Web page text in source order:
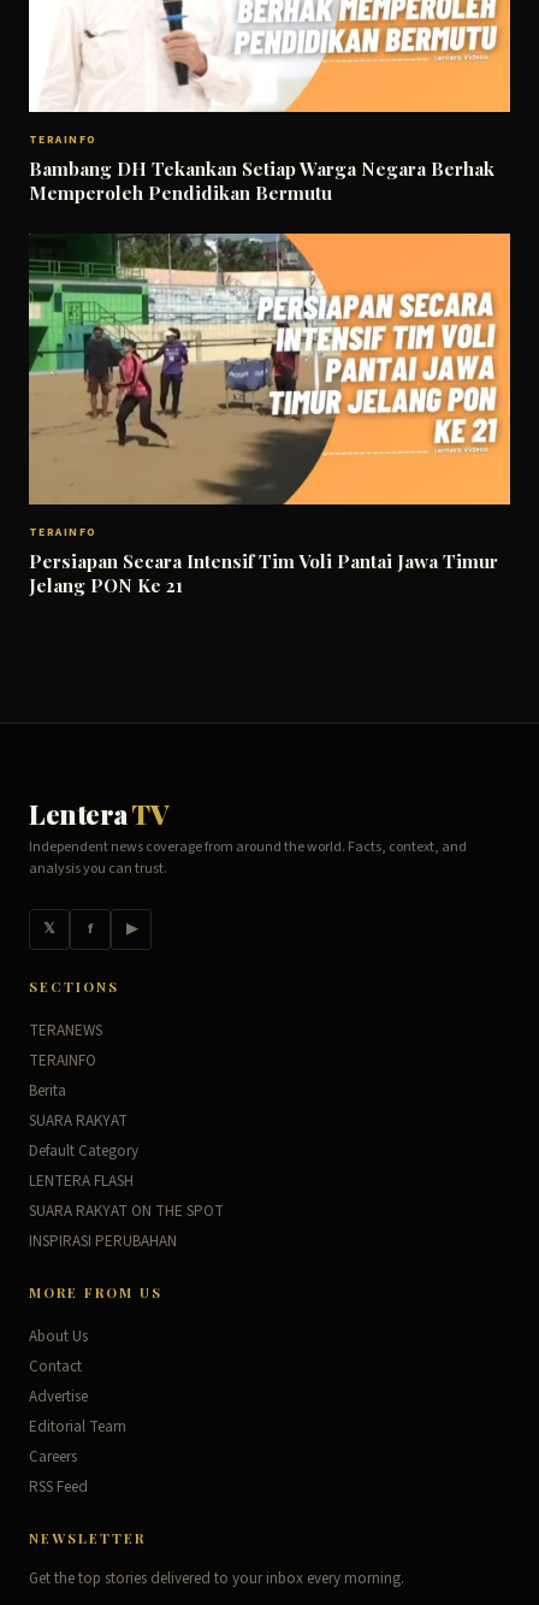
TERAINFO
Bambang DH Tekankan Setiap Warga Negara Berhak
Memperoleh Pendidikan Bermutu
TERAINFO
Persiapan Secara Intensif Tim Voli Pantai Jawa Timur
Jelang PON Ke 21
LenteraTV
Independent news coverage from around the world. Facts, context, and
analysis you can trust.
𝕏 f ▶
SECTIONS
TERANEWS
TERAINFO
Berita
SUARA RAKYAT
Default Category
LENTERA FLASH
SUARA RAKYAT ON THE SPOT
INSPIRASI PERUBAHAN
MORE FROM US
About Us
Contact
Advertise
Editorial Team
Careers
RSS Feed
NEWSLETTER
Get the top stories delivered to your inbox every morning.